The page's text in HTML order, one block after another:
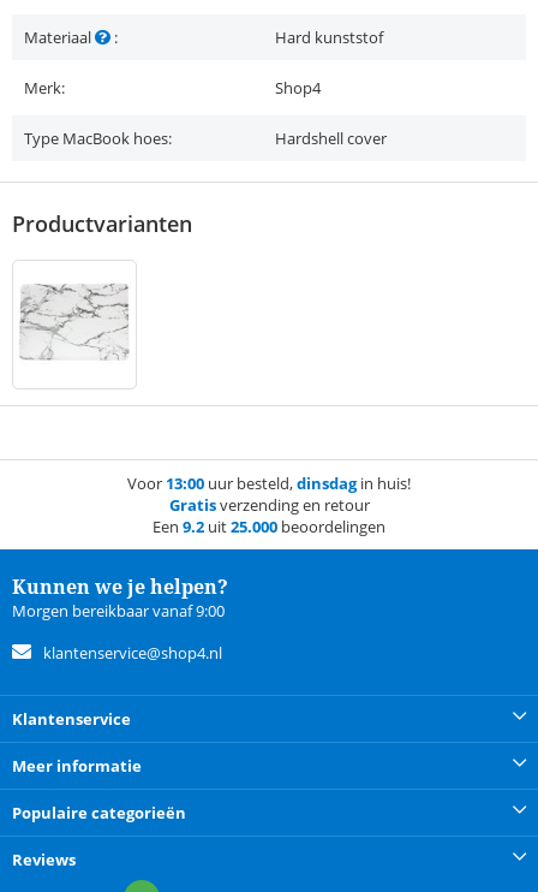
Materiaal : Hard kunststof
Merk: Shop4
Type MacBook hoes: Hardshell cover
Productvarianten
Voor 13:00 uur besteld,dinsdagin huis!
Gratisverzending en retour
Een 9.2 uit25.000 beoordelingen
Kunnen we je helpen?
Morgen bereikbaar vanaf 9:00
klantenservice@shop4.nl
Klantenservice
Meer informatie
Populaire categorieën
Reviews